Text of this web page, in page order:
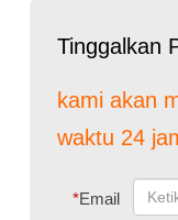
Tinggalkan
kami akan
waktu 24
*Email